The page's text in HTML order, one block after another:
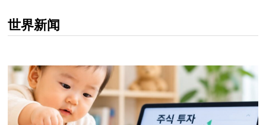
CATEGORY:
世界新闻